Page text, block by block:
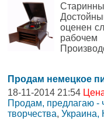
оценен
рабочем
Продам немецкое
18-11-2014 21:54
Продам, предлагаю -
творчества, Украина,